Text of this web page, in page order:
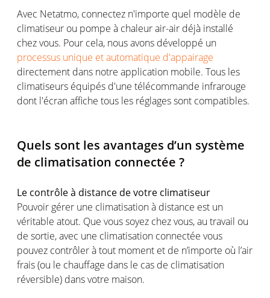
Avec Netatmo, connectez n'importe quel modèle de
climatiseur ou pompe à chaleur air-air déjà installé
chez vous. Pour cela, nous avons développé un
processus unique et automatique d'appairage
directement dans notre application mobile. Tous les
climatiseurs équipés d'une télécommande infrarouge
dont l'écran affiche tous les réglages sont compatibles.
Quels sont les avantages d’un système
de climatisation connectée ?
Le contrôle à distance de votre climatiseur
Pouvoir gérer une climatisation à distance est un
véritable atout. Que vous soyez chez vous, au travail ou
de sortie, avec une climatisation connectée vous
pouvez contrôler à tout moment et de n’importe où l’air
frais (ou le chauffage dans le cas de climatisation
réversible) dans votre maison.